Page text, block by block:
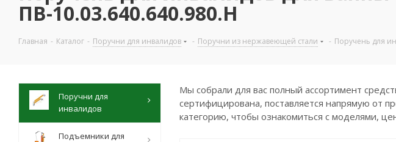
ПВ-10.03.640.640.980.Н
Главная - Каталог - Поручни для инвалидов - Поручни из нержавеющей стали - Поручень для
Мы собрали для вас полный ассортимент
сертифицирована, поставляется напрямую от
категорию, чтобы ознакомиться с моделями,
Поручни для
инвалидов
Подъемники для